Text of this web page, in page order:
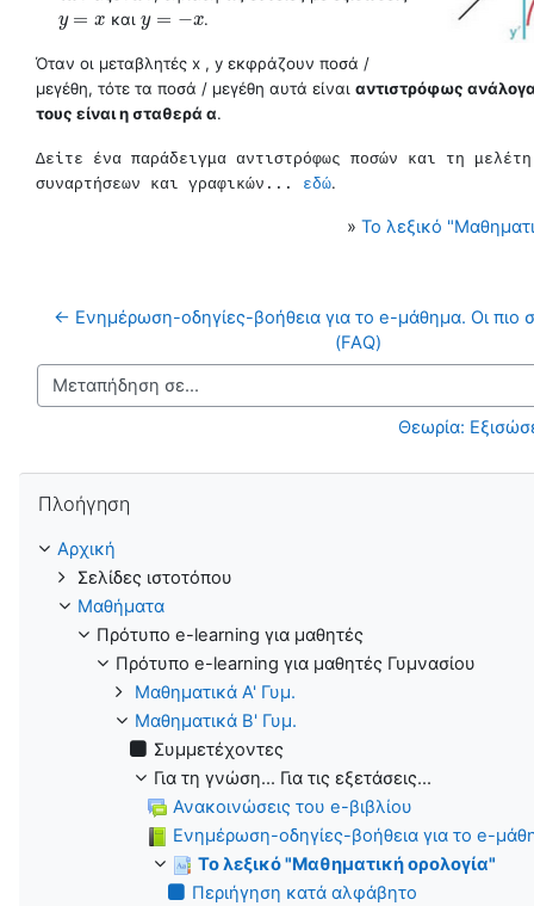
y = x
y=x καιy = −x
y=−x .
Όταν οι μεταβλητές x , y εκφράζουν ποσά /
μεγέθη, τότε τα ποσά / μεγέθη αυτά είναι αντιστρόφως
τους είναι η σταθερά α.
Δεἰτε ένα παράδειγμα αντιστρόφως ποσών και τη
συναρτήσεων και γραφικών... εδώ.
» Το λεξικό
← Ενημέρωση-οδηγίες-βοήθεια για το e-μάθημα. Οι πιο
(FAQ)
Μεταπήδηση σε...
Θεωρία:
Πλοήγηση
Αρχική
Σελίδες ιστοτόπου
Μαθήματα
Πρότυπο e-learning για μαθητές
Πρότυπο e-learning για μαθητές Γυμνασίου
Μαθηματικά Α' Γυμ.
Μαθηματικά Β' Γυμ.
Συμμετέχοντες
Για τη γνώση... Για τις εξετάσεις...
Ανακοινώσεις του e-βιβλίου
Ενημέρωση-οδηγίες-βοήθεια για το e-
Το λεξικό "Μαθηματική ορολογία"
Περιήγηση κατά αλφάβητο